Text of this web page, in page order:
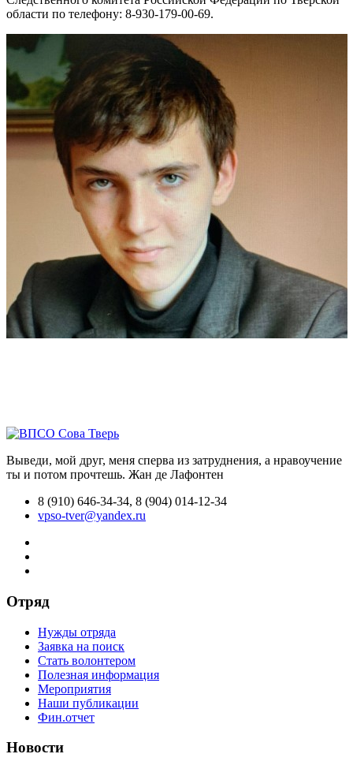
области по телефону: 8-930-179-00-69.
Выведи, мой друг, меня сперва из затруднения, а нравоучение
ты и потом прочтешь. Жан де Лафонтен
8 (910) 646-34-34, 8 (904) 014-12-34
vpso-tver@yandex.ru
Отряд
Нужды отряда
Заявка на поиск
Стать волонтером
Полезная информация
Мероприятия
Наши публикации
Фин.отчет
Новости